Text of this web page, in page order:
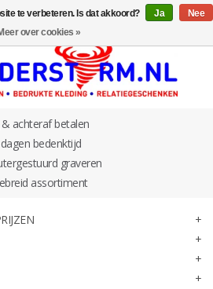
& achteraf betalen
bedenktijd
graveren
assortiment
te verbeteren. Is dat akkoord? Ja
Nee
over cookies »